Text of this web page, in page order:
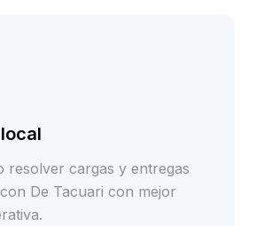
resolver cargas y entregas
De Tacuari con mejor